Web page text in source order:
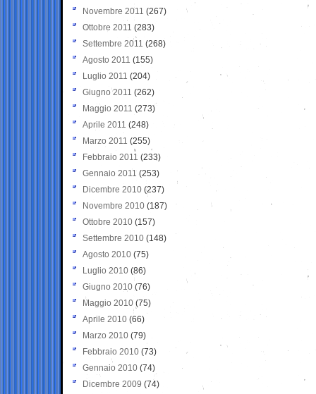
Novembre 2011 (267)
Ottobre 2011 (283)
Settembre 2011 (268)
Agosto 2011 (155)
Luglio 2011 (204)
Giugno 2011 (262)
Maggio 2011 (273)
Aprile 2011 (248)
Marzo 2011 (255)
Febbraio 2011 (233)
Gennaio 2011 (253)
Dicembre 2010 (237)
Novembre 2010 (187)
Ottobre 2010 (157)
Settembre 2010 (148)
Agosto 2010 (75)
Luglio 2010 (86)
Giugno 2010 (76)
Maggio 2010 (75)
Aprile 2010 (66)
Marzo 2010 (79)
Febbraio 2010 (73)
Gennaio 2010 (74)
Dicembre 2009 (74)